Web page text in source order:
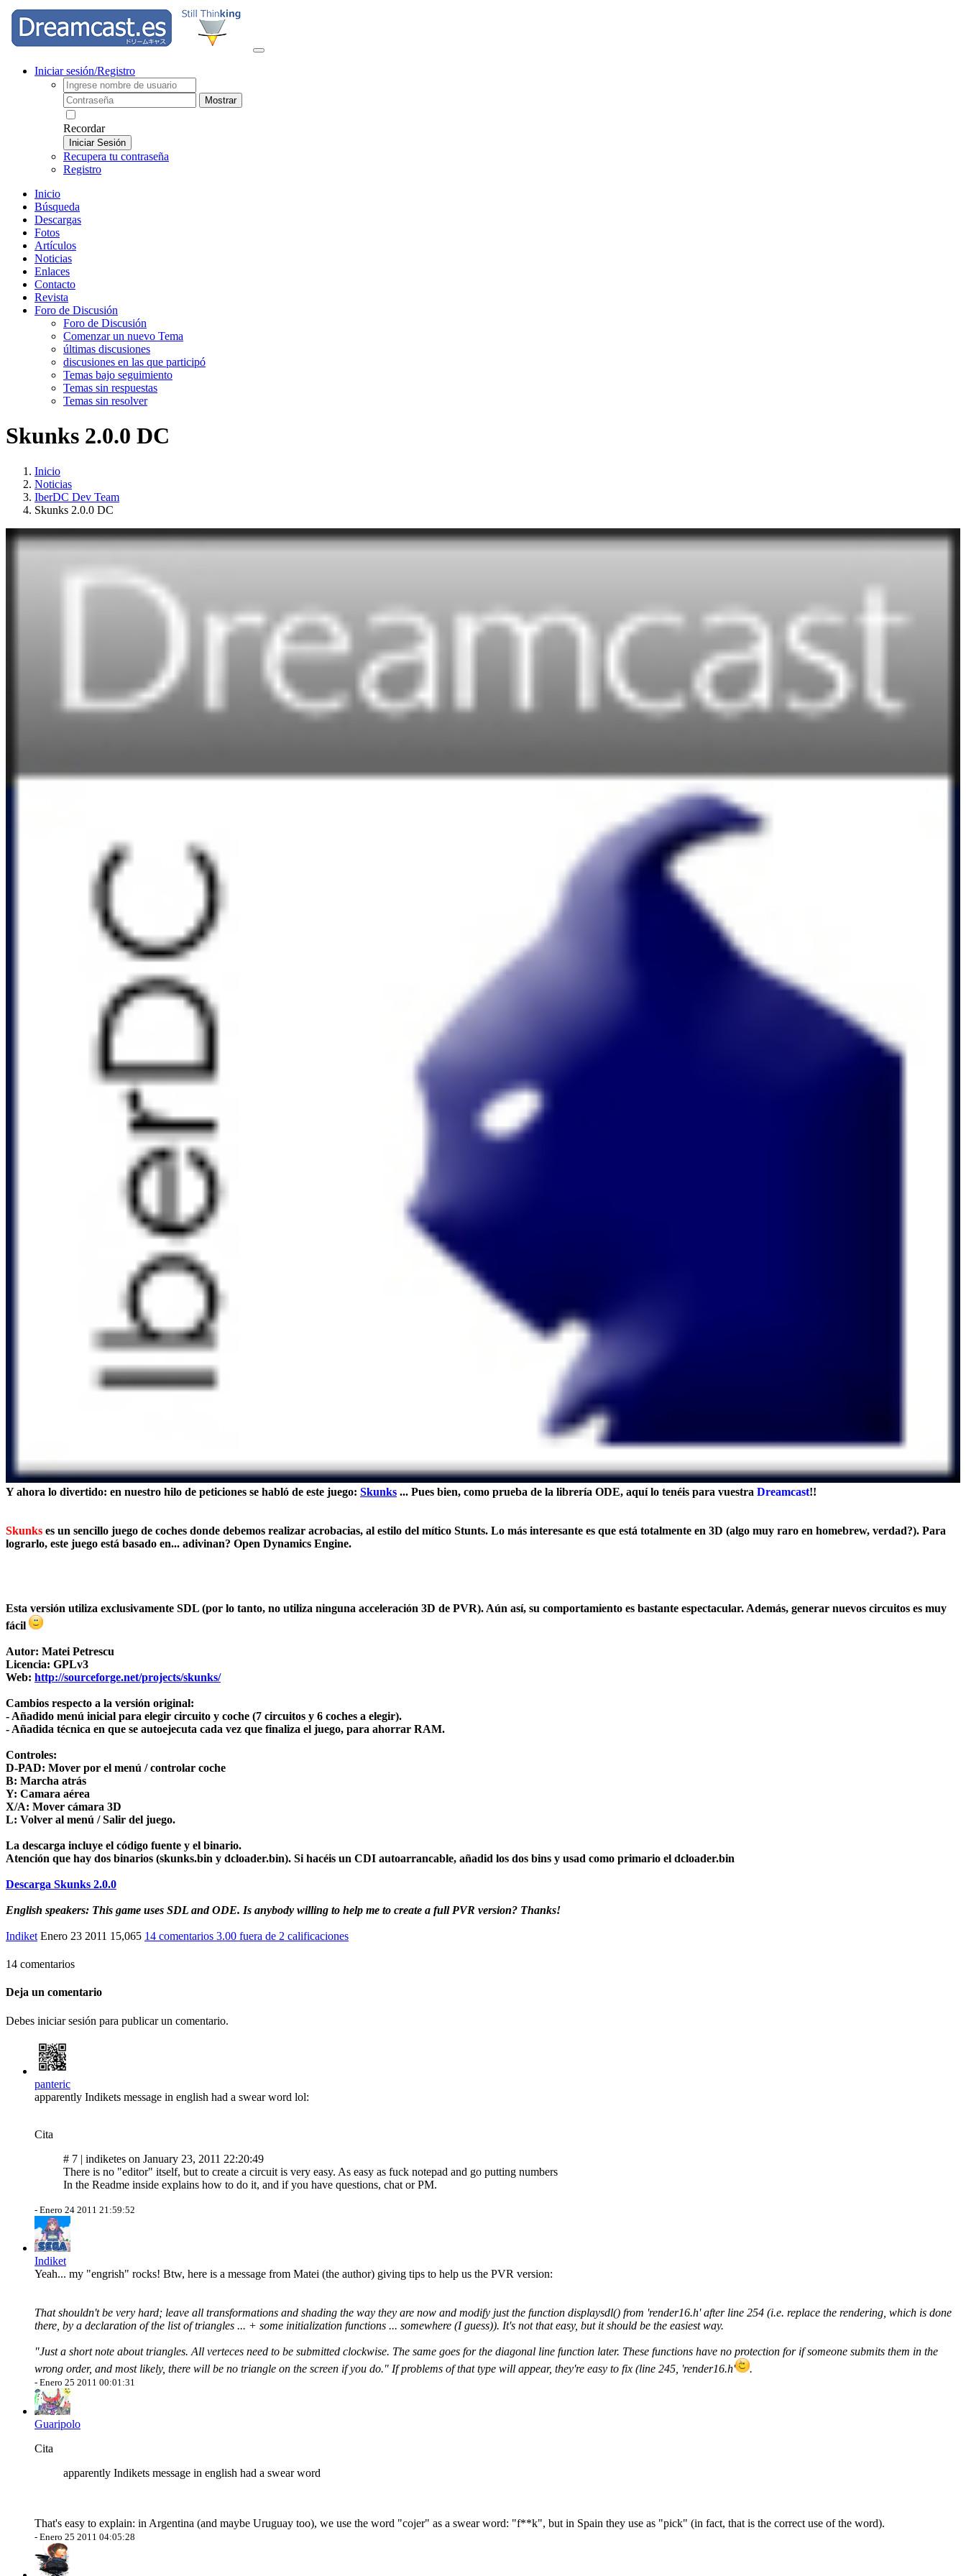
Iniciar sesión/Registro
Mostrar
Recordar
Iniciar Sesión
Recupera tu contraseña
Registro
Inicio
Búsqueda
Descargas
Fotos
Artículos
Noticias
Enlaces
Contacto
Revista
Foro de Discusión
Foro de Discusión
Comenzar un nuevo Tema
últimas discusiones
discusiones en las que participó
Temas bajo seguimiento
Temas sin respuestas
Temas sin resolver
Skunks 2.0.0 DC
Inicio
Noticias
IberDC Dev Team
Skunks 2.0.0 DC
Y ahora lo divertido: en nuestro hilo de peticiones se habló de este juego: Skunks ... Pues bien, como prueba de la librería ODE, aquí lo tenéis para vuestra Dreamcast!!
Skunks es un sencillo juego de coches donde debemos realizar acrobacias, al estilo del mítico Stunts. Lo más interesante es que está totalmente en 3D (algo muy raro en homebrew, verdad?). Para
lograrlo, este juego está basado en... adivinan? Open Dynamics Engine.
Esta versión utiliza exclusivamente SDL (por lo tanto, no utiliza ninguna acceleración 3D de PVR). Aún así, su comportamiento es bastante espectacular. Además, generar nuevos circuitos es muy
fácil
Autor: Matei Petrescu
Licencia: GPLv3
Web: http://sourceforge.net/projects/skunks/
Cambios respecto a la versión original:
- Añadido menú inicial para elegir circuito y coche (7 circuitos y 6 coches a elegir).
- Añadida técnica en que se autoejecuta cada vez que finaliza el juego, para ahorrar RAM.
Controles:
D-PAD: Mover por el menú / controlar coche
B: Marcha atrás
Y: Camara aérea
X/A: Mover cámara 3D
L: Volver al menú / Salir del juego.
La descarga incluye el código fuente y el binario.
Atención que hay dos binarios (skunks.bin y dcloader.bin). Si hacéis un CDI autoarrancable, añadid los dos bins y usad como primario el dcloader.bin
Descarga Skunks 2.0.0
English speakers: This game uses SDL and ODE. Is anybody willing to help me to create a full PVR version? Thanks!
Indiket Enero 23 2011 15,065 14 comentarios 3.00 fuera de 2 calificaciones
14 comentarios
Deja un comentario
Debes iniciar sesión para publicar un comentario.
panteric
apparently Indikets message in english had a swear word lol:
Cita
# 7 | indiketes on January 23, 2011 22:20:49
There is no "editor" itself, but to create a circuit is very easy. As easy as fuck notepad and go putting numbers
In the Readme inside explains how to do it, and if you have questions, chat or PM.
- Enero 24 2011 21:59:52
Indiket
Yeah... my "engrish" rocks! Btw, here is a message from Matei (the author) giving tips to help us the PVR version:
That shouldn't be very hard; leave all transformations and shading the way they are now and modify just the function displaysdl() from 'render16.h' after line 254 (i.e. replace the rendering, which is done
there, by a declaration of the list of triangles ... + some initialization functions ... somewhere (I guess)). It's not that easy, but it should be the easiest way.
"Just a short note about triangles. All verteces need to be submitted clockwise. The same goes for the diagonal line function later. These functions have no protection for if someone submits them in the
wrong order, and most likely, there will be no triangle on the screen if you do." If problems of that type will appear, they're easy to fix (line 245, 'render16.h'
.
- Enero 25 2011 00:01:31
Guaripolo
Cita
apparently Indikets message in english had a swear word
That's easy to explain: in Argentina (and maybe Uruguay too), we use the word "cojer" as a swear word: "f**k", but in Spain they use as "pick" (in fact, that is the correct use of the word).
- Enero 25 2011 04:05:28